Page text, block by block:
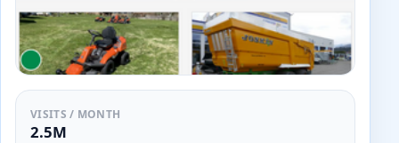
VISITS / MONTH
2.5M